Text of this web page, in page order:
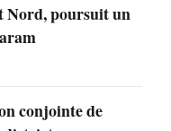
Nord, poursuit un
conjointe de